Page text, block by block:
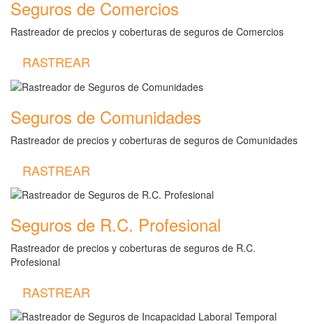
Seguros de Comercios
Rastreador de precios y coberturas de seguros de Comercios
RASTREAR
Seguros de Comunidades
Rastreador de precios y coberturas de seguros de Comunidades
RASTREAR
Seguros de R.C. Profesional
Rastreador de precios y coberturas de seguros de R.C.
Profesional
RASTREAR